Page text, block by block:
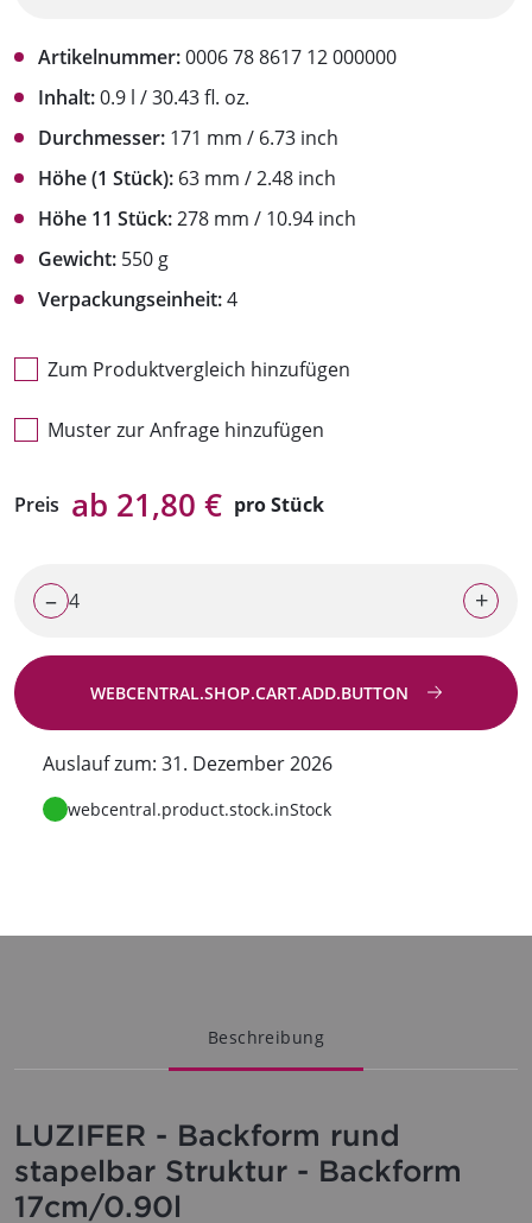
Artikelnummer:0006 78 8617 12 000000
Inhalt:0.9 l / 30.43 fl. oz.
Durchmesser: 171 mm / 6.73 inch
Höhe (1 Stück): 63 mm / 2.48 inch
Höhe 11 Stück:278 mm / 10.94 inch
Gewicht: 550 g
Verpackungseinheit:4
Zum Produktvergleich hinzufügen
Muster zur Anfrage hinzufügen
Preis ab 21,80 € pro Stück
– +
WEBCENTRAL.SHOP.CART.ADD.BUTTON
Auslauf zum: 31. Dezember 2026
webcentral.product.stock.inStock
Beschreibung
LUZIFER - Backform rund
stapelbar Struktur - Backform
17cm/0.90l